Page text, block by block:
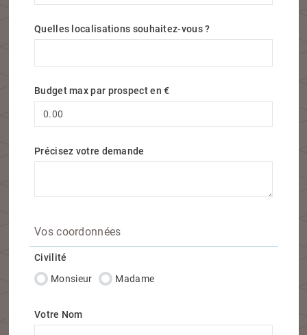
Quelles localisations souhaitez-vous ?
Budget max par prospect en €
Précisez votre demande
Vos coordonnées
Civilité
Monsieur
Madame
Votre Nom